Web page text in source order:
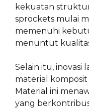
kekuatan
sprockets mulai
memenuhi
menuntut
Selain itu, inovasi
material
Material ini
yang